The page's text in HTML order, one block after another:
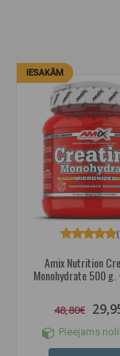
IESAKĀM
Amix Nutrition
Monohydrate 500 g.
48,80€
Pieejams